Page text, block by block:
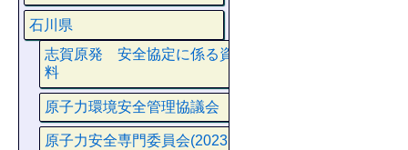
石川県
志賀原発 安全協定に係る資
料
原子力環境安全管理協議会
原子力安全専門委員会(2023